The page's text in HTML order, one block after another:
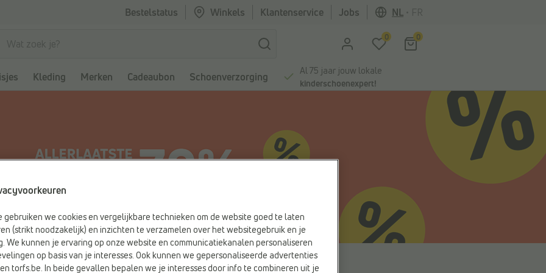
Bestelstatus Winkels Klantenservice Jobs NL
0 0
Kleding Merken Cadeaubon Schoenverzorging
Al 75 jaar jouw lokale
kinderschoenexpert!
gebruiken we cookies en vergelijkbare technieken om de website goed te laten
(strikt noodzakelijk) en inzichten te verzamelen over het websitegebruik en je
We kunnen je ervaring op onze website en communicatiekanalen personaliseren
op basis van je interesses. Ook kunnen we gepersonaliseerde advertenties
torfs.be. In beide gevallen bepalen we je interesses door info te combineren uit je